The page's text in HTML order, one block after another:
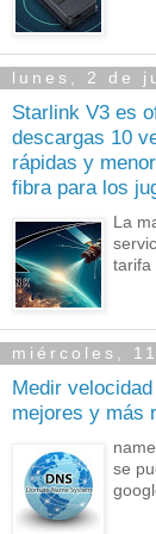
lunes, 2 de
Starlink V3 es
descargas 10
rápidas y
fibra para los
La
tarifa
miércoles,
Medir
mejores y más
se